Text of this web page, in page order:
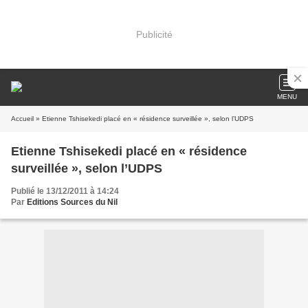
Publicité
MENU
Accueil » Etienne Tshisekedi placé en « résidence surveillée », selon l’UDPS
Etienne Tshisekedi placé en « résidence
surveillée », selon l’UDPS
Publié le 13/12/2011 à 14:24
Par Editions Sources du Nil